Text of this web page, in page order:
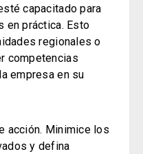
capacitado para
en práctica. Esto
regionales o
competencias
empresa en su
acción. Minimice los
y defina